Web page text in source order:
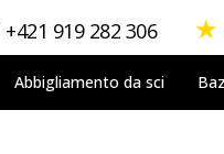
+421 919 282 306 ★
Abbigliamento da sci